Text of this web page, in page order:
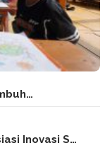
Inovasi S…